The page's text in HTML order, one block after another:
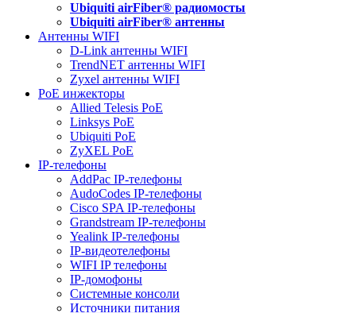
Ubiquiti airFiber® радиомосты
Ubiquiti airFiber® антенны
Антенны WIFI
D-Link антенны WIFI
TrendNET антенны WIFI
Zyxel антенны WIFI
PoE инжекторы
Allied Telesis PoE
Linksys PoE
Ubiquiti PoE
ZyXEL PoE
IP-телефоны
AddPac IP-телефоны
AudoCodes IP-телефоны
Cisco SPA IP-телефоны
Grandstream IP-телефоны
Yealink IP-телефоны
IP-видеотелефоны
WIFI IP телефоны
IP-домофоны
Системные консоли
Источники питания